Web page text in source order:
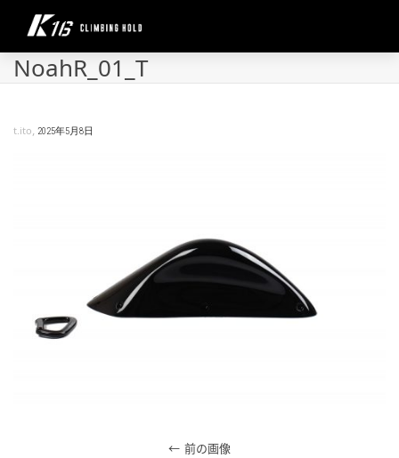
NoahR_01_T
t.ito, 2025年5月8日
前の画像